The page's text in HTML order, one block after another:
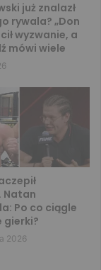
już znalazł
rywala? „Don
wyzwanie, a
mówi wiele
Natan
Po co ciągle
gierki?
2026